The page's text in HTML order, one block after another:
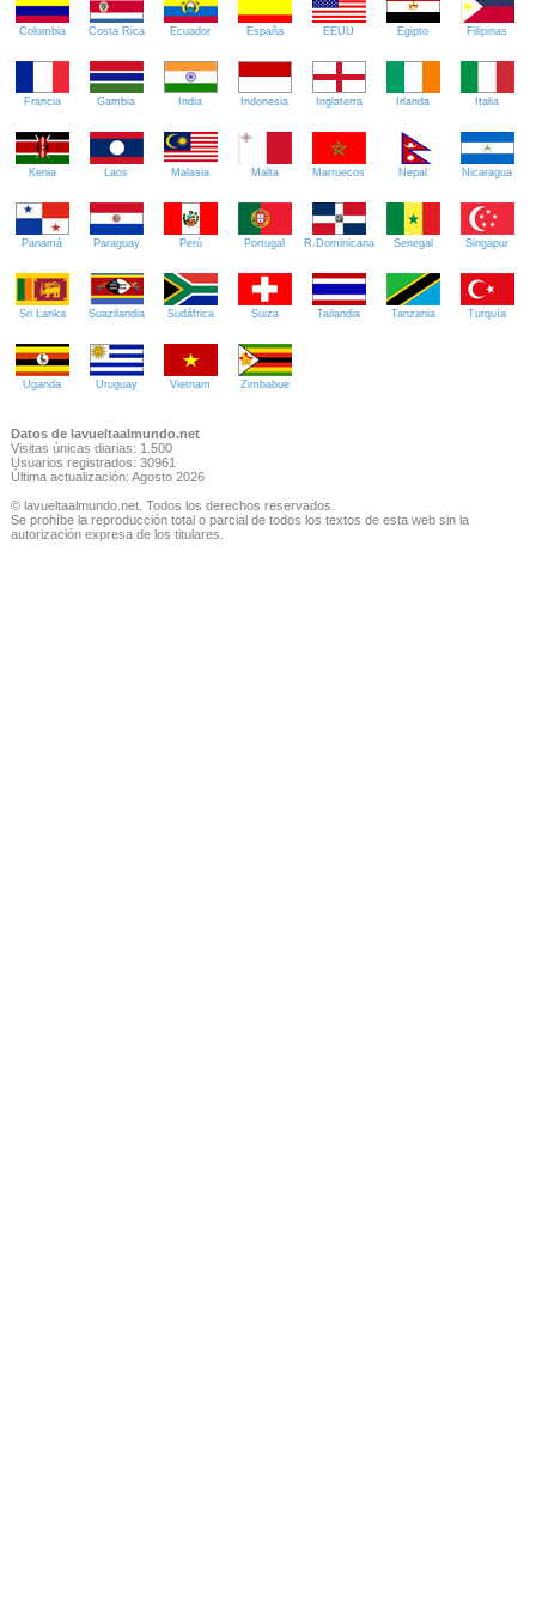
Colombia Costa Rica Ecuador España EEUU Egipto Filipinas
Francia Gambia India Indonesia Inglaterra Irlanda Italia
Kenia Laos Malasia Malta Marruecos Nepal Nicaragua
Panamá Paraguay Perú Portugal R.Dominicana Senegal Singapur
Sri Lanka Suazilandia Sudáfrica Suiza Tailandia Tanzania Turquía
Uganda Uruguay Vietnam Zimbabue
Datos de lavueltaalmundo.net
Visitas únicas diarias: 1.500
Usuarios registrados: 30961
Última actualización: Agosto 2026
© lavueltaalmundo.net. Todos los derechos reservados.
Se prohíbe la reproducción total o parcial de todos los textos de esta web sin la
autorización expresa de los titulares.